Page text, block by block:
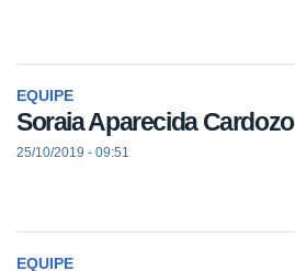
EQUIPE
Soraia Aparecida Cardozo
25/10/2019 - 09:51
EQUIPE